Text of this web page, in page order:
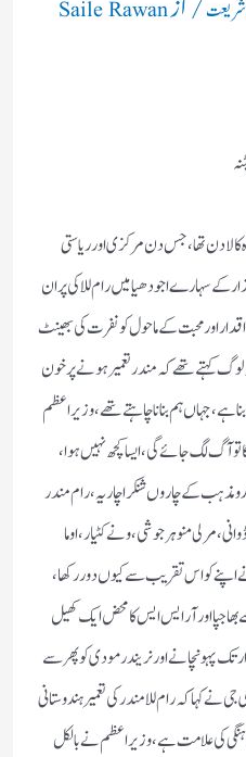
شریعت Saile Rawan
کالا دن تھا، جس دن مرکزی اور ریاستی
کے سہارے اجودھیا میں رام للا کی پران
اقدار اور محبت کے ماحول کو نفرت کی بھینٹ
کہتے تھے کہ مندر تعمیر ہونے پر خون
ہے، جہاں ہم بنانا چاہتے تھے،وزیر اعظم
آگ لگ جائے گی، ایسا کچھ نہیں ہوا،
مذہب کے چاروں شنکر اچاریہ، رام مندر
مرلی منوہر جوشی، ونے کٹیار ، اوما
اپنے کو اس تقریب سے کیوں دور رکھا ،
اور آرایس ایس کا محض ایک کھیل
سے اقتدار تک پہونچانے اورنریندر مودی کو پھر سے
کہا کہ رام للا مندر کی تعمیر ہندوستانی
کی علامت ہے، وزیر اعظم نے بالکل